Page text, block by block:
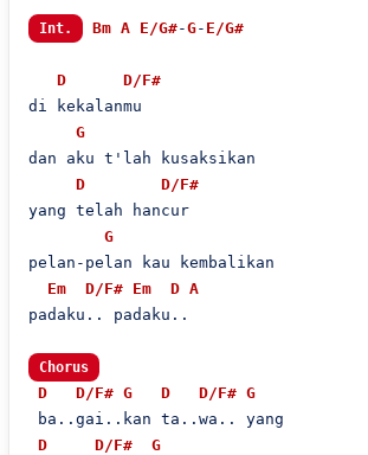
Int. Bm A E/G#-G- E/G#
D
D/F#
di kekalanmu
G
dan aku t'lah kusaksikan
D
D/F#
yang telah hancur
G
pelan-pelan kau kembalikan
Em
D/F# Em D A
padaku.. padaku..
Chorus
D D/F# G D D/F# G
ba..gai..kan ta..wa.. yang
D
D/F#
G